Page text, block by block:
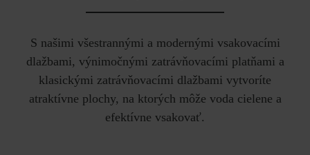
S našimi všestrannými a modernými vsakovacími
dlažbami, výnimočnými zatrávňovacími platňami a
klasickými zatrávňovacími dlažbami vytvoríte
atraktívne plochy, na ktorých môže voda cielene a
efektívne vsakovať.